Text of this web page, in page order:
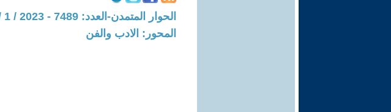
الحوار المتمدن-العدد: 7489 - 2023 / 1 / 12 - 00:23
المحور: الادب والفن